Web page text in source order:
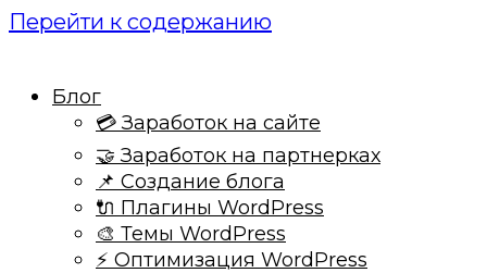
Перейти к содержанию
Блог
💳 Заработок на сайте
🤝 Заработок на партнерках
📌 Создание блога
🔌 Плагины WordPress
🎨 Темы WordPress
⚡ Оптимизация WordPress